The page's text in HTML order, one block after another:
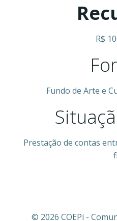
R$
Fundo de Arte e
Prestação de contas
© 2026 COEPi -